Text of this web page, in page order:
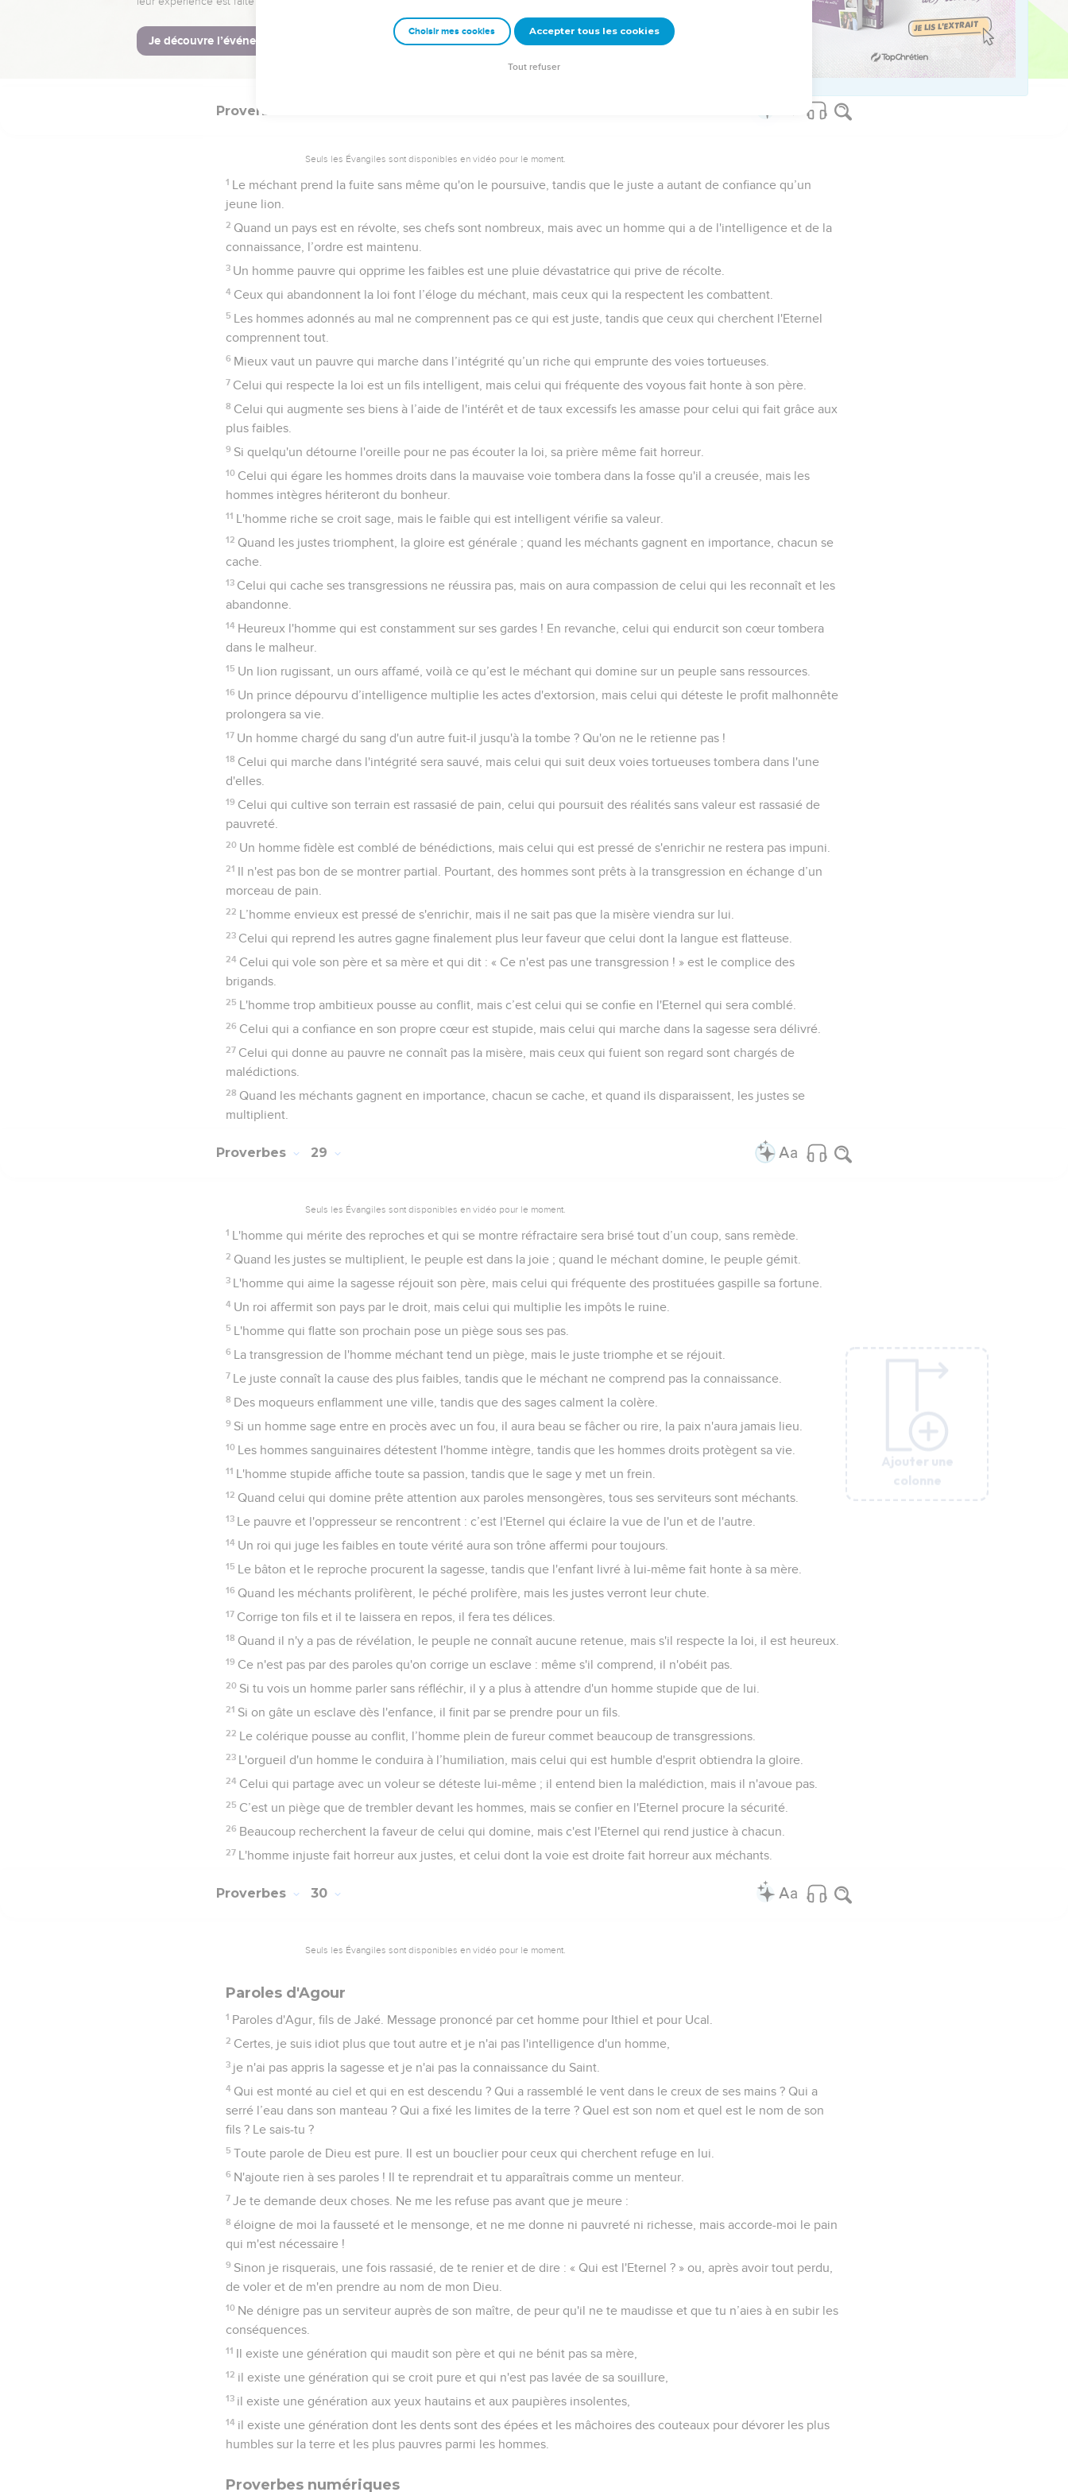
Le foin est récolté, la verdure reparaît et les herbes des montagnes sont rassemblées.
26 Les agneaux servent à t'habiller, les boucs à payer un champ,
et le lait des chèvres suffit à ta nourriture, à celle de ta maison et à l'entretien de tes servantes.
Ajouter une
colonne
Proverbes
Seuls les Évangiles sont disponibles en vidéo pour le moment.
1 Le méchant prend la fuite sans même qu'on le poursuive, tandis que le juste a autant de confiance qu’un
jeune lion.
2 Quand un pays est en révolte, ses chefs sont nombreux, mais avec un homme qui a de l'intelligence et de la
connaissance, l’ordre est maintenu.
3 Un homme pauvre qui opprime les faibles est une pluie dévastatrice qui prive de récolte.
4 Ceux qui abandonnent la loi font l’éloge du méchant, mais ceux qui la respectent les combattent.
5 Les hommes adonnés au mal ne comprennent pas ce qui est juste, tandis que ceux qui cherchent l'Eternel
comprennent tout.
6 Mieux vaut un pauvre qui marche dans l’intégrité qu’un riche qui emprunte des voies tortueuses.
7 Celui qui respecte la loi est un fils intelligent, mais celui qui fréquente des voyous fait honte à son père.
8 Celui qui augmente ses biens à l’aide de l'intérêt et de taux excessifs les amasse pour celui qui fait grâce aux
plus faibles.
9 Si quelqu'un détourne l'oreille pour ne pas écouter la loi, sa prière même fait horreur.
10 Celui qui égare les hommes droits dans la mauvaise voie tombera dans la fosse qu'il a creusée, mais les
hommes intègres hériteront du bonheur.
11 L'homme riche se croit sage, mais le faible qui est intelligent vérifie sa valeur.
12 Quand les justes triomphent, la gloire est générale ; quand les méchants gagnent en importance, chacun se
cache.
13 Celui qui cache ses transgressions ne réussira pas, mais on aura compassion de celui qui les reconnaît et les
abandonne.
14 Heureux l'homme qui est constamment sur ses gardes ! En revanche, celui qui endurcit son cœur tombera
dans le malheur.
15 Un lion rugissant, un ours affamé, voilà ce qu’est le méchant qui domine sur un peuple sans ressources.
16 Un prince dépourvu d’intelligence multiplie les actes d'extorsion, mais celui qui déteste le profit malhonnête
prolongera sa vie.
17 Un homme chargé du sang d'un autre fuit-il jusqu'à la tombe ? Qu'on ne le retienne pas !
18 Celui qui marche dans l'intégrité sera sauvé, mais celui qui suit deux voies tortueuses tombera dans l'une
d'elles.
19 Celui qui cultive son terrain est rassasié de pain, celui qui poursuit des réalités sans valeur est rassasié de
pauvreté.
20 Un homme fidèle est comblé de bénédictions, mais celui qui est pressé de s'enrichir ne restera pas impuni.
21 Il n'est pas bon de se montrer partial. Pourtant, des hommes sont prêts à la transgression en échange d’un
morceau de pain.
22 L’homme envieux est pressé de s'enrichir, mais il ne sait pas que la misère viendra sur lui.
23 Celui qui reprend les autres gagne finalement plus leur faveur que celui dont la langue est flatteuse.
24 Celui qui vole son père et sa mère et qui dit : « Ce n'est pas une transgression ! » est le complice des
brigands.
25 L'homme trop ambitieux pousse au conflit, mais c’est celui qui se confie en l'Eternel qui sera comblé.
26 Celui qui a confiance en son propre cœur est stupide, mais celui qui marche dans la sagesse sera délivré.
27 Celui qui donne au pauvre ne connaît pas la misère, mais ceux qui fuient son regard sont chargés de
malédictions.
28 Quand les méchants gagnent en importance, chacun se cache, et quand ils disparaissent, les justes se
multiplient.
Ajouter une
colonne
Proverbes 29
Seuls les Évangiles sont disponibles en vidéo pour le moment.
1 L'homme qui mérite des reproches et qui se montre réfractaire sera brisé tout d’un coup, sans remède.
2 Quand les justes se multiplient, le peuple est dans la joie ; quand le méchant domine, le peuple gémit.
3 L'homme qui aime la sagesse réjouit son père, mais celui qui fréquente des prostituées gaspille sa fortune.
4 Un roi affermit son pays par le droit, mais celui qui multiplie les impôts le ruine.
5 L'homme qui flatte son prochain pose un piège sous ses pas.
6 La transgression de l'homme méchant tend un piège, mais le juste triomphe et se réjouit.
7 Le juste connaît la cause des plus faibles, tandis que le méchant ne comprend pas la connaissance.
8 Des moqueurs enflamment une ville, tandis que des sages calment la colère.
9 Si un homme sage entre en procès avec un fou, il aura beau se fâcher ou rire, la paix n'aura jamais lieu.
10 Les hommes sanguinaires détestent l'homme intègre, tandis que les hommes droits protègent sa vie.
11 L'homme stupide affiche toute sa passion, tandis que le sage y met un frein.
12 Quand celui qui domine prête attention aux paroles mensongères, tous ses serviteurs sont méchants.
13 Le pauvre et l'oppresseur se rencontrent : c’est l'Eternel qui éclaire la vue de l'un et de l'autre.
14 Un roi qui juge les faibles en toute vérité aura son trône affermi pour toujours.
15 Le bâton et le reproche procurent la sagesse, tandis que l'enfant livré à lui-même fait honte à sa mère.
16 Quand les méchants prolifèrent, le péché prolifère, mais les justes verront leur chute.
17 Corrige ton fils et il te laissera en repos, il fera tes délices.
18 Quand il n'y a pas de révélation, le peuple ne connaît aucune retenue, mais s'il respecte la loi, il est heureux.
19 Ce n'est pas par des paroles qu'on corrige un esclave : même s'il comprend, il n'obéit pas.
20 Si tu vois un homme parler sans réfléchir, il y a plus à attendre d'un homme stupide que de lui.
21 Si on gâte un esclave dès l'enfance, il finit par se prendre pour un fils.
22 Le colérique pousse au conflit, l’homme plein de fureur commet beaucoup de transgressions.
23 L'orgueil d'un homme le conduira à l’humiliation, mais celui qui est humble d'esprit obtiendra la gloire.
24 Celui qui partage avec un voleur se déteste lui-même ; il entend bien la malédiction, mais il n'avoue pas.
25 C’est un piège que de trembler devant les hommes, mais se confier en l'Eternel procure la sécurité.
26 Beaucoup recherchent la faveur de celui qui domine, mais c'est l'Eternel qui rend justice à chacun.
27 L'homme injuste fait horreur aux justes, et celui dont la voie est droite fait horreur aux méchants.
Ajouter une
colonne
Proverbes 30
Seuls les Évangiles sont disponibles en vidéo pour le moment.
Paroles d'Agour
1 Paroles d'Agur, fils de Jaké. Message prononcé par cet homme pour Ithiel et pour Ucal.
2 Certes, je suis idiot plus que tout autre et je n'ai pas l'intelligence d'un homme,
3 je n'ai pas appris la sagesse et je n'ai pas la connaissance du Saint.
4 Qui est monté au ciel et qui en est descendu ? Qui a rassemblé le vent dans le creux de ses mains ? Qui a
serré l’eau dans son manteau ? Qui a fixé les limites de la terre ? Quel est son nom et quel est le nom de son
fils ? Le sais-tu ?
5 Toute parole de Dieu est pure. Il est un bouclier pour ceux qui cherchent refuge en lui.
6 N'ajoute rien à ses paroles ! Il te reprendrait et tu apparaîtrais comme un menteur.
7 Je te demande deux choses. Ne me les refuse pas avant que je meure :
8 éloigne de moi la fausseté et le mensonge, et ne me donne ni pauvreté ni richesse, mais accorde-moi le pain
qui m'est nécessaire !
9 Sinon je risquerais, une fois rassasié, de te renier et de dire : « Qui est l'Eternel ? » ou, après avoir tout perdu,
de voler et de m'en prendre au nom de mon Dieu.
10 Ne dénigre pas un serviteur auprès de son maître, de peur qu'il ne te maudisse et que tu n’aies à en subir les
conséquences.
11 Il existe une génération qui maudit son père et qui ne bénit pas sa mère,
12 il existe une génération qui se croit pure et qui n'est pas lavée de sa souillure,
13 il existe une génération aux yeux hautains et aux paupières insolentes,
14 il existe une génération dont les dents sont des épées et les mâchoires des couteaux pour dévorer les plus
humbles sur la terre et les plus pauvres parmi les hommes.
Proverbes numériques
Ajouter une
colonne
Ajouter une
colonne
Choisir mes cookies Accepter tous les cookies
Tout refuser